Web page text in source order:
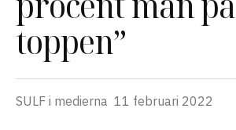
toppen”
SULF i medierna 11 februari 2022